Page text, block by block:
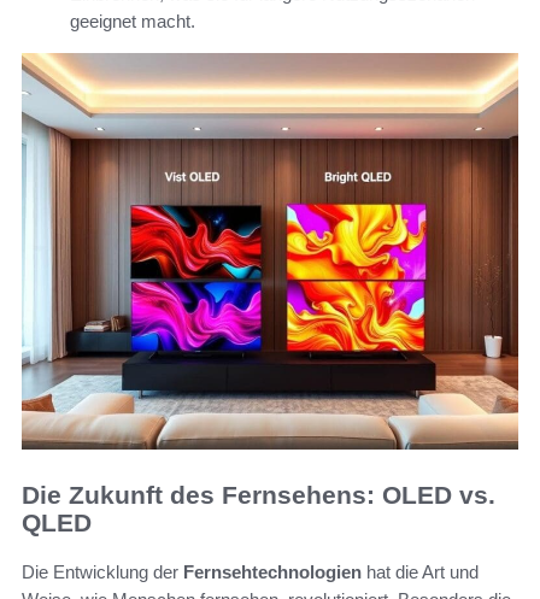
geeignet macht.
Die Zukunft des Fernsehens: OLED vs.
QLED
Die Entwicklung der Fernsehtechnologien hat die Art und